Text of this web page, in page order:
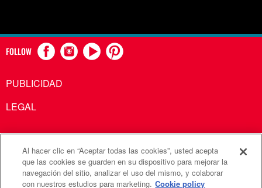
FOLLOW
PUBLICIDAD
LEGAL
Comunicaciones Metodistas Unidas es una agencia de la
Iglesia Metodista Unida
Al hacer clic en “Aceptar todas las cookies”, usted acepta
que las cookies se guarden en su dispositivo para mejorar la
navegación del sitio, analizar el uso del mismo, y colaborar
con nuestros estudios para marketing. Cookie policy